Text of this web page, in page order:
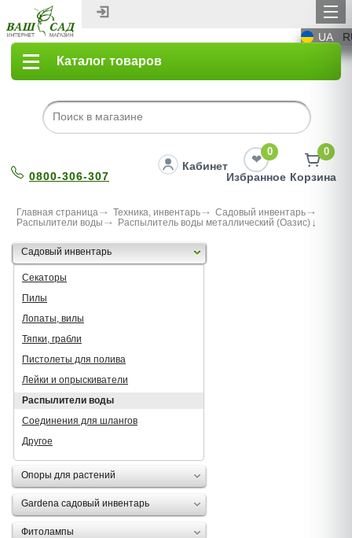
UA
Каталог товаров
0800-306-307
Кабинет
0
Избранное
0
Корзина
Главная страница Техника, инвентарь
Садовый инвентарь
Распылители воды
Распылитель воды металлический (Оазис)
Садовый инвентарь
Секаторы
Пилы
Лопаты, вилы
Тяпки, грабли
Пистолеты для полива
Лейки и опрыскиватели
Распылители воды
Соединения для шлангов
Другое
Опоры для растений
Gardena садовый инвентарь
Фитолампы